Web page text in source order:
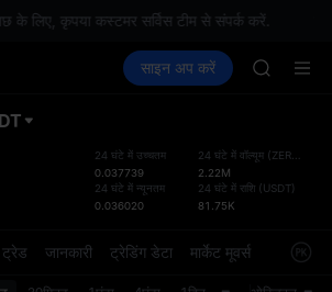
लिए, कृपया कस्टमर सर्विस टीम से संपर्क करें.
स्पॉट फ़्यूचर्स SPCX कमाएँ
साइन अप करें
BMT
BMT
को
24 घंटे में उच्चतम
0.037739
24 घंटे में न्यूनतम
0.036020
24 घंटे में वॉल्यूम (ZEREBRO
2.22M
24 घंटे में राशि (USDT)
81.75K
ट्रेड जानकारी ट्रेडिंग डेटा मार्केट मूवर्स